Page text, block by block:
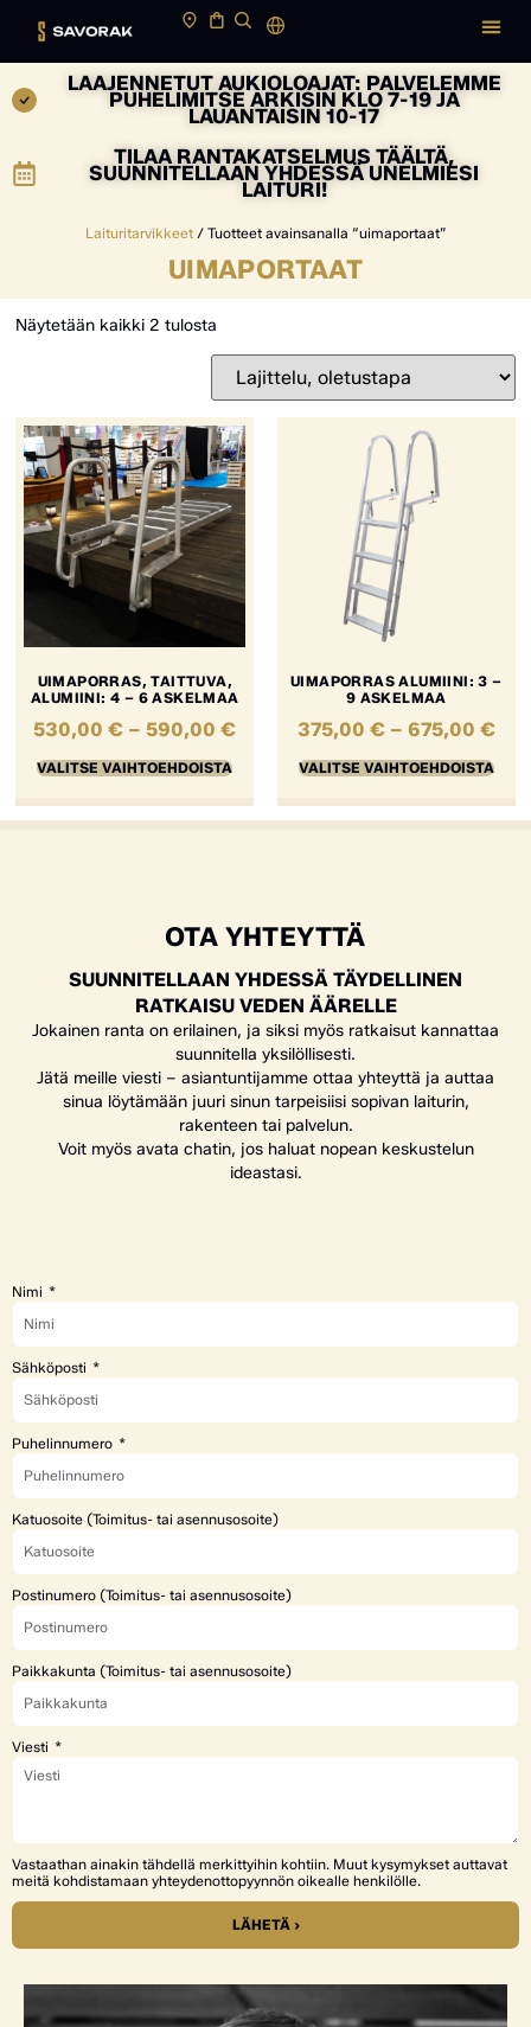
LAAJENNETUT AUKIOLOAJAT: PALVELEMME
PUHELIMITSE ARKISIN KLO 7-19 JA
LAUANTAISIN 10-17
TILAA RANTAKATSELMUS TÄÄLTÄ,
SUUNNITELLAAN YHDESSÄ UNELMIESI
LAITURI!
Laituritarvikkeet/ Tuotteet avainsanalla “uimaportaat”
UIMAPORTAAT
Näytetään kaikki 2 tulosta
UIMAPORRAS, TAITTUVA,
ALUMIINI: 4 – 6 ASKELMAA
530,00€ – 590,00€
VALITSE VAIHTOEHDOISTA
UIMAPORRAS ALUMIINI: 3 –
9 ASKELMAA
375,00 € – 675,00 €
VALITSE VAIHTOEHDOISTA
OTA YHTEYTTÄ
SUUNNITELLAAN YHDESSÄ TÄYDELLINEN
RATKAISU VEDEN ÄÄRELLE
Jokainen ranta on erilainen, ja siksi myös ratkaisut kannattaa
suunnitella yksilöllisesti.
Jätä meille viesti – asiantuntijamme ottaa yhteyttä ja auttaa
sinua löytämään juuri sinun tarpeisiisi sopivan laiturin,
rakenteen tai palvelun.
Voit myös avata chatin, jos haluat nopean keskustelun
ideastasi.
Nimi
Sähköposti
Puhelinnumero
Katuosoite (Toimitus- tai asennusosoite)
Postinumero (Toimitus- tai asennusosoite)
Paikkakunta (Toimitus- tai asennusosoite)
Viesti
Vastaathan ainakin tähdellä merkittyihin kohtiin. Muut kysymykset auttavat
meitä kohdistamaan yhteydenottopyynnön oikealle henkilölle.
LÄHETÄ ›